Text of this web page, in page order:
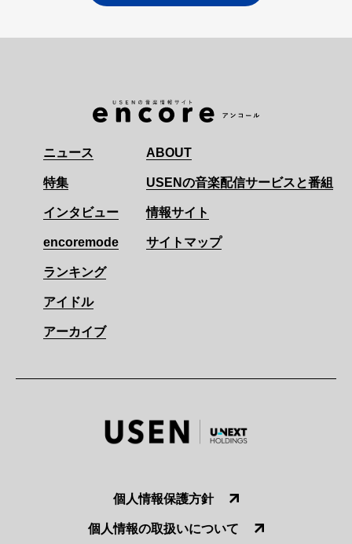
ニュース
特集
インタビュー
encoremode
ランキング
アイドル
アーカイブ
ABOUT
USENの音楽配信サービスと番組
情報サイト
サイトマップ
個人情報保護方針
個人情報の取扱いについて